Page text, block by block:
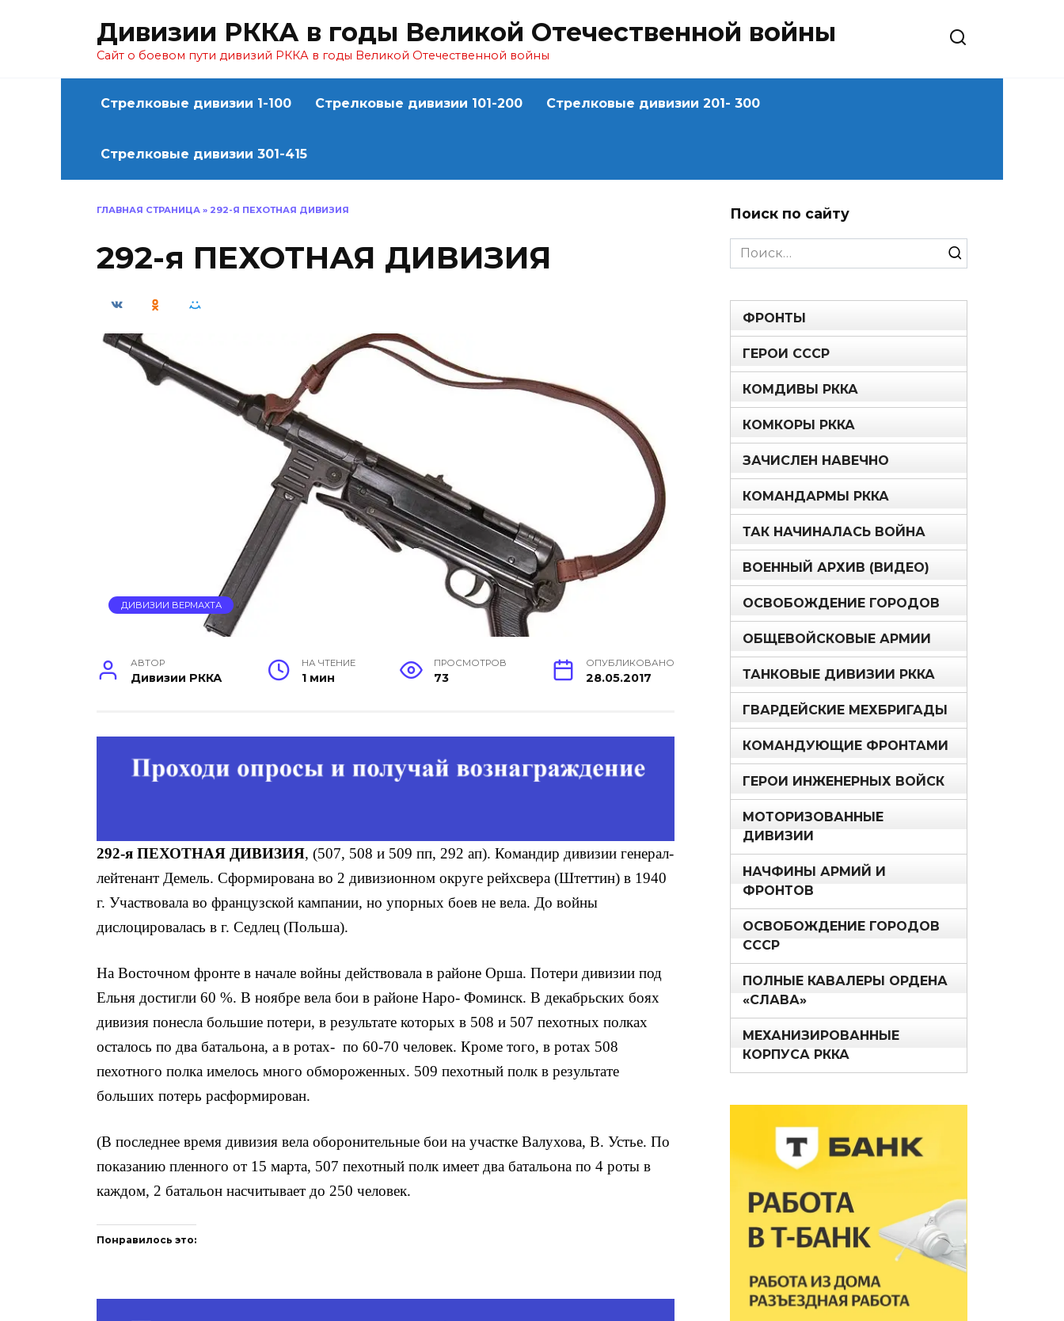
Дивизии РККА в годы Великой Отечественной войны
Сайт о боевом пути дивизий РККА в годы Великой Отечественной войны
Стрелковые дивизии 1-100 Стрелковые дивизии 101-200 Стрелковые дивизии 201- 300
Стрелковые дивизии 301-415
ГЛАВНАЯ СТРАНИЦА » 292-Я ПЕХОТНАЯ ДИВИЗИЯ
292-я ПЕХОТНАЯ ДИВИЗИЯ
ДИВИЗИИ ВЕРМАХТА
АВТОР
Дивизии РККА
НА ЧТЕНИЕ
1 мин
ПРОСМОТРОВ
73
ОПУБЛИКОВАНО
28.05.2017
292-я ПЕХОТНАЯ ДИВИЗИЯ, (507, 508 и 509 пп, 292 ап). Командир дивизии генерал-
лейтенант Демель. Сформирована во 2 дивизионном округе рейхсвера (Штеттин) в 1940
г. Участвовала во французской кампании, но упорных боев не вела. До войны
дислоцировалась в г. Седлец (Польша).
На Восточном фронте в начале войны действовала в районе Орша. Потери дивизии под
Ельня достигли 60 %. В ноябре вела бои в районе Наро- Фоминск. В декабрьских боях
дивизия понесла большие потери, в результате которых в 508 и 507 пехотных полках
осталось по два батальона, а в ротах- по 60-70 человек. Кроме того, в ротах 508
пехотного полка имелось много обмороженных. 509 пехотный полк в результате
больших потерь расформирован.
(В последнее время дивизия вела оборонительные бои на участке Валухова, В. Устье. По
показанию пленного от 15 марта, 507 пехотный полк имеет два батальона по 4 роты в
каждом, 2 батальон насчитывает до 250 человек.
Понравилось это:
Поиск по сайту
Search
for:
ФРОНТЫ
ГЕРОИ СССР
КОМДИВЫ РККА
КОМКОРЫ РККА
ЗАЧИСЛЕН НАВЕЧНО
КОМАНДАРМЫ РККА
ТАК НАЧИНАЛАСЬ ВОЙНА
ВОЕННЫЙ АРХИВ (ВИДЕО)
ОСВОБОЖДЕНИЕ ГОРОДОВ
ОБЩЕВОЙСКОВЫЕ АРМИИ
ТАНКОВЫЕ ДИВИЗИИ РККА
ГВАРДЕЙСКИЕ МЕХБРИГАДЫ
КОМАНДУЮЩИЕ ФРОНТАМИ
ГЕРОИ ИНЖЕНЕРНЫХ ВОЙСК
МОТОРИЗОВАННЫЕ
ДИВИЗИИ
НАЧФИНЫ АРМИЙ И
ФРОНТОВ
ОСВОБОЖДЕНИЕ ГОРОДОВ
СССР
ПОЛНЫЕ КАВАЛЕРЫ ОРДЕНА
«СЛАВА»
МЕХАНИЗИРОВАННЫЕ
КОРПУСА РККА